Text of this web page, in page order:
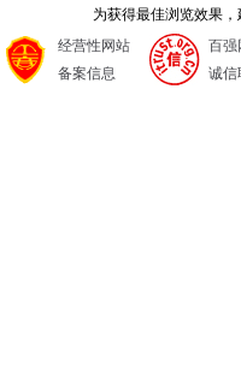
为获得最佳浏览效果
经营性网站
备案信息
百强
诚信